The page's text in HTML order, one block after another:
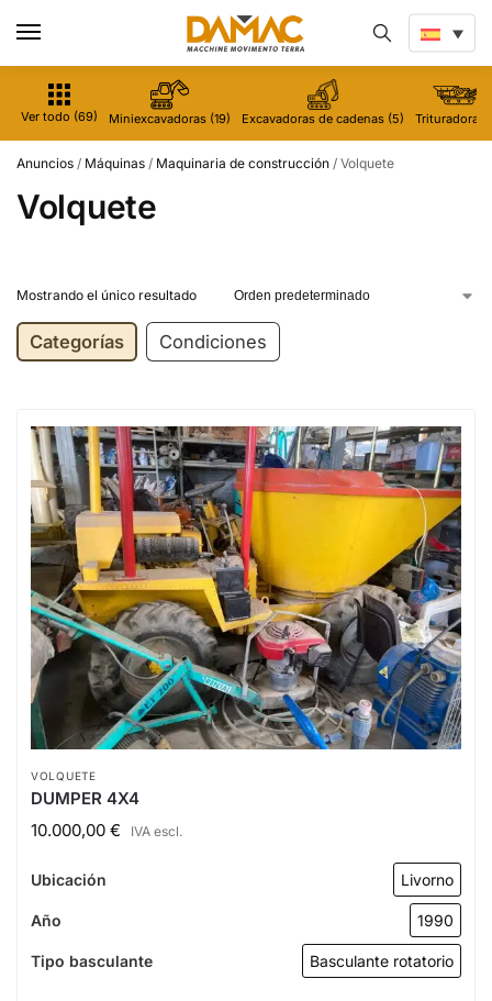
Ver todo (69) Miniexcavadoras (19) Excavadoras de cadenas (5) Trituradoras
Anuncios / Máquinas / Maquinaria de construcción / Volquete
Volquete
Mostrando el único resultado
Categorías Condiciones
VOLQUETE
DUMPER 4X4
10.000,00 € IVA escl.
Ubicación Livorno
Año 1990
Tipo basculante Basculante rotatorio